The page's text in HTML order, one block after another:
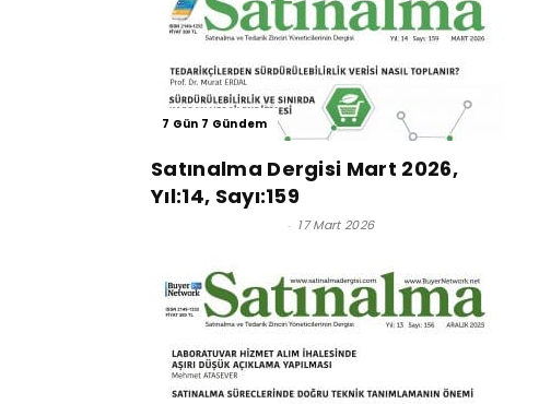
7 Gün 7 Gündem
Satınalma Dergisi Mart 2026,
Yıl:14, Sayı:159
- 17 Mart 2026